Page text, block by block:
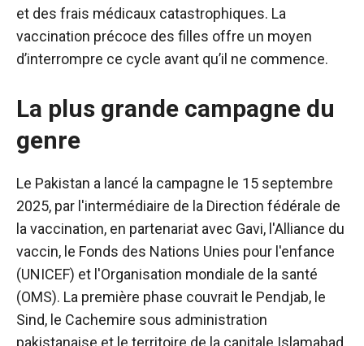
et des frais médicaux catastrophiques. La
vaccination précoce des filles offre un moyen
d’interrompre ce cycle avant qu’il ne commence.
La plus grande campagne du
genre
Le Pakistan a lancé la campagne le 15 septembre
2025, par l'intermédiaire de la Direction fédérale de
la vaccination, en partenariat avec Gavi, l'Alliance du
vaccin, le Fonds des Nations Unies pour l'enfance
(UNICEF) et l'Organisation mondiale de la santé
(OMS). La première phase couvrait le Pendjab, le
Sind, le Cachemire sous administration
pakistanaise et le territoire de la capitale Islamabad,